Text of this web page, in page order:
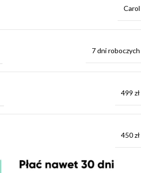
Carol
7 dni roboczych
499 zł
450 zł